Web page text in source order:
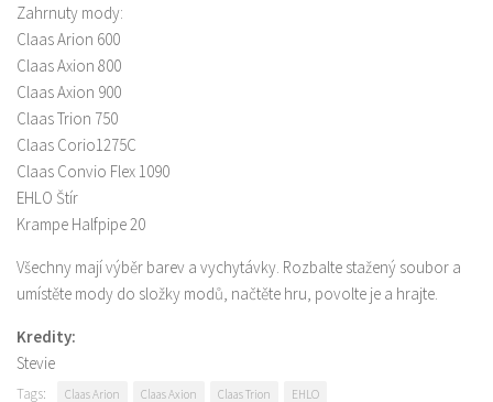
Zahrnuty mody:
Claas Arion 600
Claas Axion 800
Claas Axion 900
Claas Trion 750
Claas Corio1275C
Claas Convio Flex 1090
EHLO Štír
Krampe Halfpipe 20
Všechny mají výběr barev a vychytávky. Rozbalte stažený soubor a
umístěte mody do složky modů, načtěte hru, povolte je a hrajte.
Kredity:
Stevie
Tags: Claas Arion Claas Axion Claas Trion EHLO